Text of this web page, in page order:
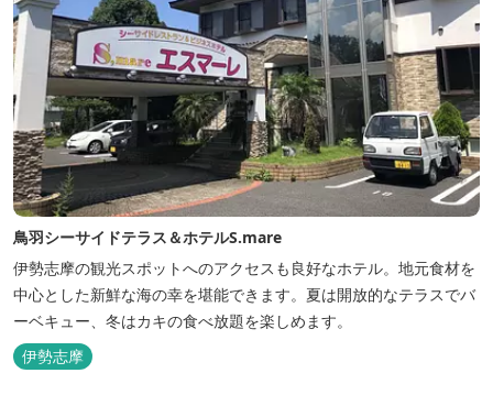
鳥羽シーサイドテラス＆ホテルS.mare
伊勢志摩の観光スポットへのアクセスも良好なホテル。地元食材を
中心とした新鮮な海の幸を堪能できます。夏は開放的なテラスでバ
ーベキュー、冬はカキの食べ放題を楽しめます。
伊勢志摩